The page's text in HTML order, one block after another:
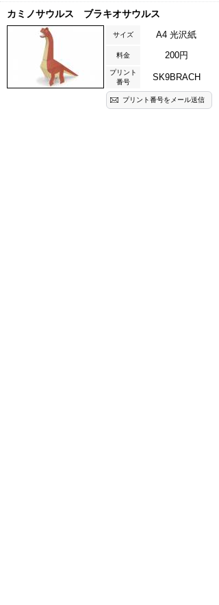
カミノサウルス ブラキオサウルス
サイズ A4 光沢紙
料金 200円
プリント
番号
SK9BRACH
プリント番号をメール送信